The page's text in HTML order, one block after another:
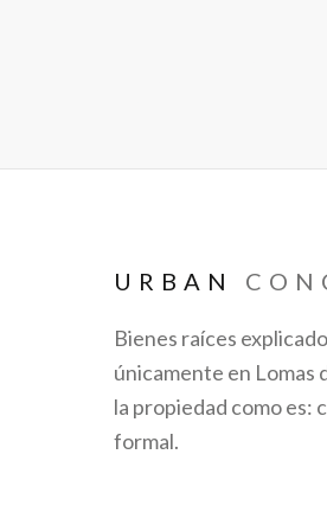
URBAN
Bienes raíces
únicamente en Lomas
la propiedad como es:
formal.